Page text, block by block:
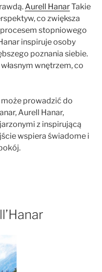
Aurell HanarTakie
co zwiększa
stopniowego
inspiruje osoby
poznania siebie.
wnętrzem, co
prowadzić do
Aurell Hanar,
z inspirującą
wspiera świadome i